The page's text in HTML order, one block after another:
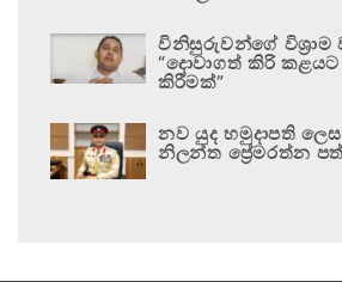
විනිසුරුවන්ගේ විශ්‍රාම
“දොවාගත් කිරි
කිරීමක්”
නව යුද හමුදාපති
නිලන්ත ප්‍රේමරත්න